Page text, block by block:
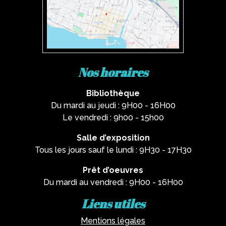
Nos horaires
Bibliothèque
Du mardi au jeudi : 9H00 - 16H00
Le vendredi : 9h00 - 15h00
Salle d’exposition
Tous les jours sauf le lundi : 9H30 - 17H30
Prêt d’oeuvres
Du mardi au vendredi : 9H00 - 16H00
Liens utiles
Mentions légales